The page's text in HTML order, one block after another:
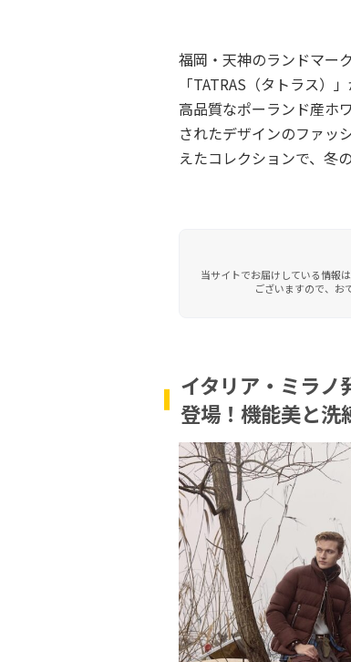
福岡・天神のランドマー
「TATRAS（タトラス）
高品質なポーランド産ホ
されたデザインのファッ
えたコレクションで、冬
当サイトでお届けしている情報
ございますので、お
イタリア・ミラノ
登場！機能美と洗